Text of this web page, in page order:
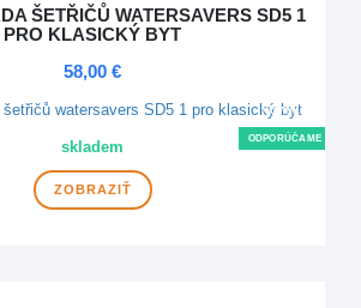
ŠETŘIČŮ WATERSAVERS SD5 1
PRO KLASICKÝ BYT
58,00 €
NOVINKA
ODPORÚČAME
skladem
ZOBRAZIŤ